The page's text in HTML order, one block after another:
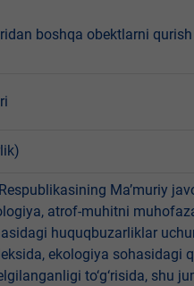
boshqa obektlarni qurish
Ma’muriy
atrof-muhitni
huquqbuzarliklar
ekologiya sohasidagi
to‘g‘risida, shu